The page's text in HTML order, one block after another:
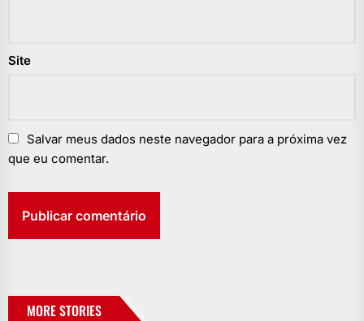
Site
Salvar meus dados neste navegador para a próxima vez
que eu comentar.
MORE STORIES